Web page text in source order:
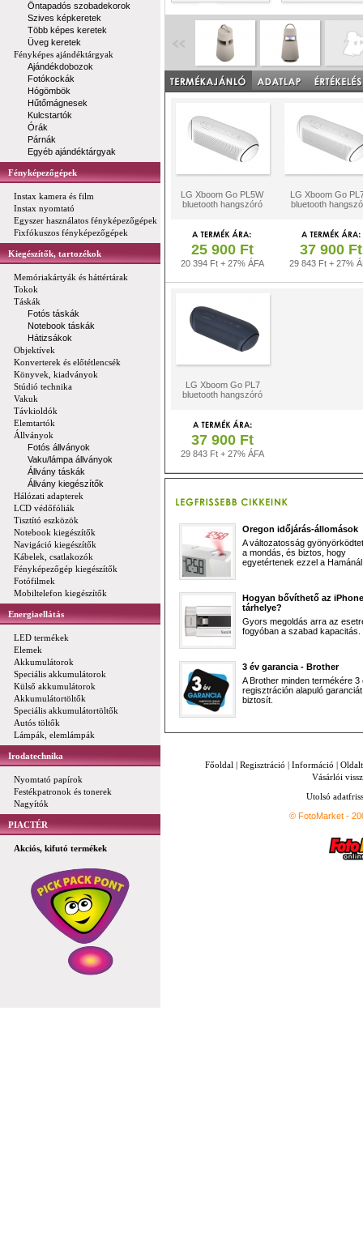
Öntapadós szobadekorok
Szives képkeretek
Több képes keretek
Üveg keretek
Fényképes ajándéktárgyak
Ajándékdobozok
Fotókockák
Hógömbök
Hűtőmágnesek
Kulcstartók
Órák
Párnák
Egyéb ajándéktárgyak
Fényképezőgépek
Instax kamera és film
Instax nyomtató
Egyszer használatos fényképezőgépek
Fixfókuszos fényképezőgépek
Kiegészítők, tartozékok
Memóriakártyák és háttértárak
Tokok
Táskák
Fotós táskák
Notebook táskák
Hátizsákok
Objektívek
Konverterek és előtétlencsék
Könyvek, kiadványok
Stúdió technika
Vakuk
Távkioldók
Elemtartók
Állványok
Fotós állványok
Vaku/lámpa állványok
Állvány táskák
Állvány kiegészítők
Hálózati adapterek
LCD védőfóliák
Tisztító eszközök
Notebook kiegészítők
Navigáció kiegészítők
Kábelek, csatlakozók
Fényképezőgép kiegészítők
Fotófilmek
Mobiltelefon kiegészítők
Energiaellátás
LED termékek
Elemek
Akkumulátorok
Speciális akkumulátorok
Külső akkumulátorok
Akkumulátortöltők
Speciális akkumulátortöltők
Autós töltők
Lámpák, elemlámpák
Irodatechnika
Nyomtató papírok
Festékpatronok és tonerek
Nagyítók
PIACTÉR
Akciós, kifutó termékek
LG Xboom Go PL5W
bluetooth hangszóró
LG Xboom Go
bluetooth
25 900 Ft
20 394 Ft + 27% ÁFA
37 900 Ft
29 843 Ft + 27%
LG Xboom Go PL7
bluetooth hangszóró
37 900 Ft
29 843 Ft + 27% ÁFA
Oregon időjárás-állomások
A változatosság
a mondás, és biztos, hogy
egyetértenek ezzel a
Hogyan bővíthető az iPhone
tárhelye?
Gyors megoldás arra az
fogyóban a szabad kapacitás.
3 év garancia - Brother
A Brother minden termékére 3
regisztráción alapuló garanciát
biztosít.
Főoldal | Regisztráció | Információ |
Vásárlói
Utolsó
© FotoMarket -